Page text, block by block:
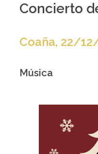
Concierto
Coaña, 22/
Música